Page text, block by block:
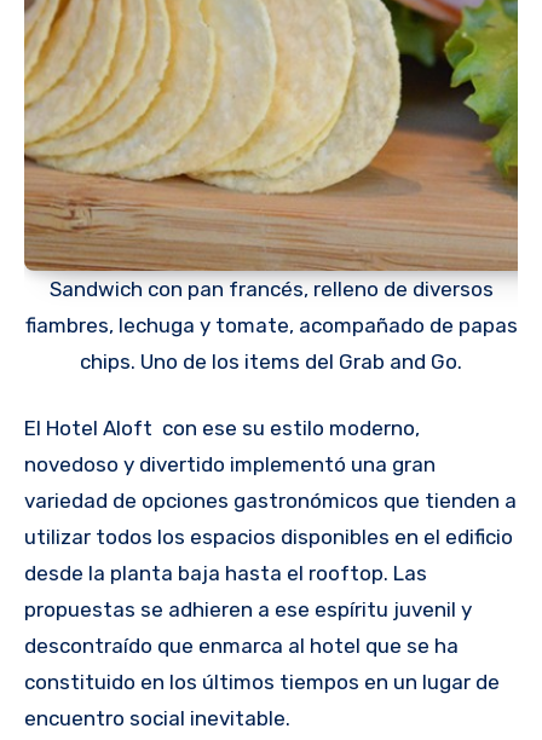
Sandwich con pan francés, relleno de diversos
fiambres, lechuga y tomate, acompañado de papas
chips. Uno de los items del Grab and Go.
El Hotel Aloft con ese su estilo moderno,
novedoso y divertido implementó una gran
variedad de opciones gastronómicos que tienden a
utilizar todos los espacios disponibles en el edificio
desde la planta baja hasta el rooftop. Las
propuestas se adhieren a ese espíritu juvenil y
descontraído que enmarca al hotel que se ha
constituido en los últimos tiempos en un lugar de
encuentro social inevitable.